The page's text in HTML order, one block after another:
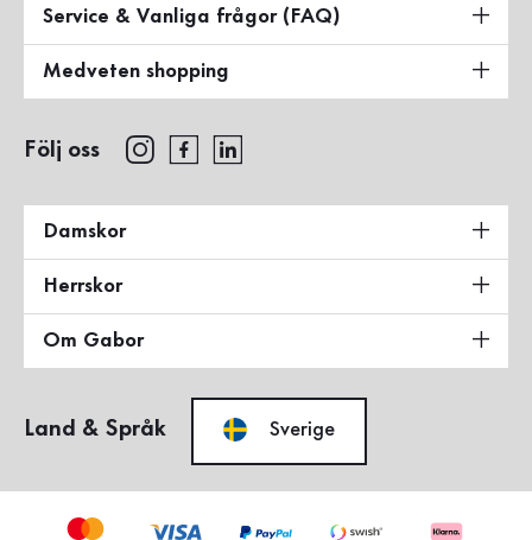
Service & Vanliga frågor (FAQ)
Medveten shopping
Följ oss
Damskor
Herrskor
Om Gabor
Land & Språk Sverige